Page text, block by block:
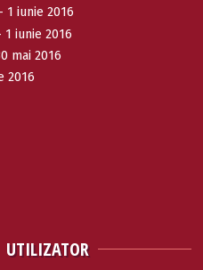
- 1 iunie 2016
1 iunie 2016
mai 2016
2016
UTILIZATOR